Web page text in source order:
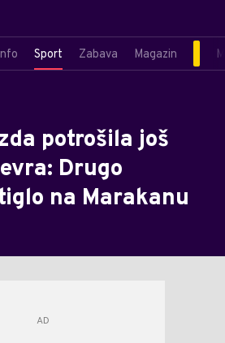
Sport Zabava Magazin
potrošila još
Drugo
na Marakanu